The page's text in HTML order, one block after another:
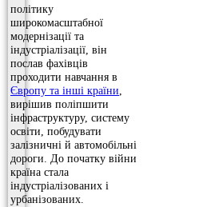
політику
широкомасштабної
модернізації та
індустріалізації, він
послав фахівців
проходити навчання в
Європу та інші країни,
вирішив поліпшити
інфраструктуру, систему
освіти, побудувати
залізничні й автомобільні
дороги. До початку війни
країна стала
індустріалізованих і
урбанізованих.